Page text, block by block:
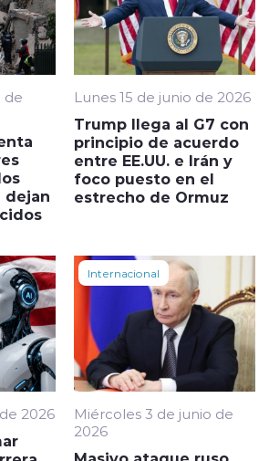
de
dejan
Lunes 15 de junio de 2026
Trump llega al G7 con
principio de acuerdo
entre EE.UU. e Irán y
foco puesto en el
estrecho de Ormuz
2026
Internacional
Miércoles 3 de junio de
2026